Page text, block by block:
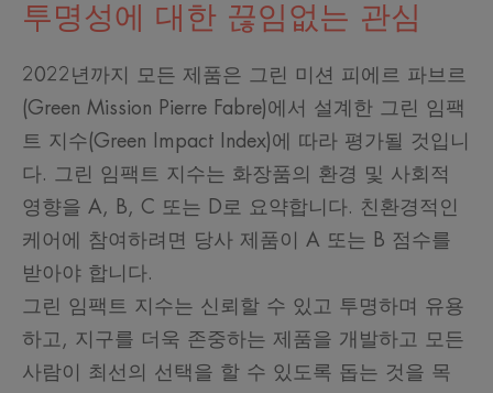
투명성에 대한 끊임없는 관심
2022년까지 모든 제품은 그린 미션 피에르 파브르
(Green Mission Pierre Fabre)에서 설계한 그린 임팩
트 지수(Green Impact Index)에 따라 평가될 것입니
다. 그린 임팩트 지수는 화장품의 환경 및 사회적
영향을 A, B, C 또는 D로 요약합니다. 친환경적인
케어에 참여하려면 당사 제품이 A 또는 B 점수를
받아야 합니다.
그린 임팩트 지수는 신뢰할 수 있고 투명하며 유용
하고, 지구를 더욱 존중하는 제품을 개발하고 모든
사람이 최선의 선택을 할 수 있도록 돕는 것을 목